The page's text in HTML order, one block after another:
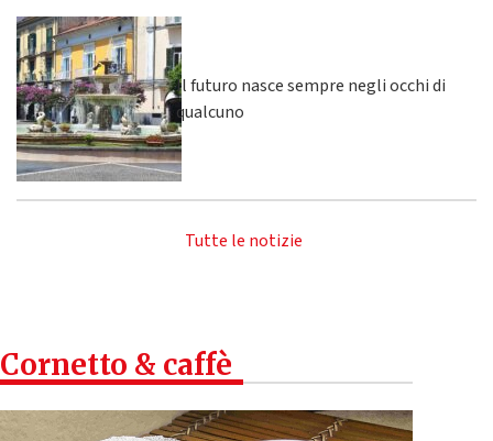
Il futuro nasce sempre negli occhi di
qualcuno
Tutte le notizie
Cornetto & caffè